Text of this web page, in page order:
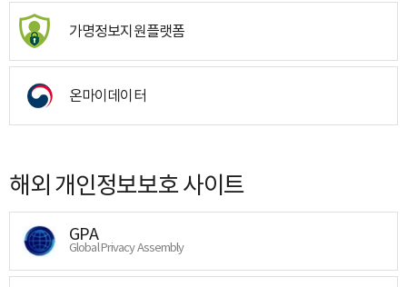
가명정보지원플랫폼
온마이데이터
해외 개인정보보호 사이트
GPA
Global Privacy Assembly